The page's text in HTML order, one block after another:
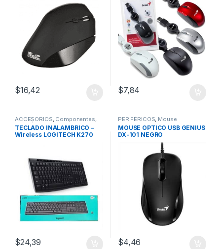
$16,42 $7,84
ACCESORIOS Componentes
PERIFÉRICOS,Mouse,Teclados
TECLADO INALAMBRICO –
Wireless LOGITECH K270
$24,39
PERIFÉRICOS Mouse
MOUSE OPTICO USB GENIUS
DX-101 NEGRO
$4,46